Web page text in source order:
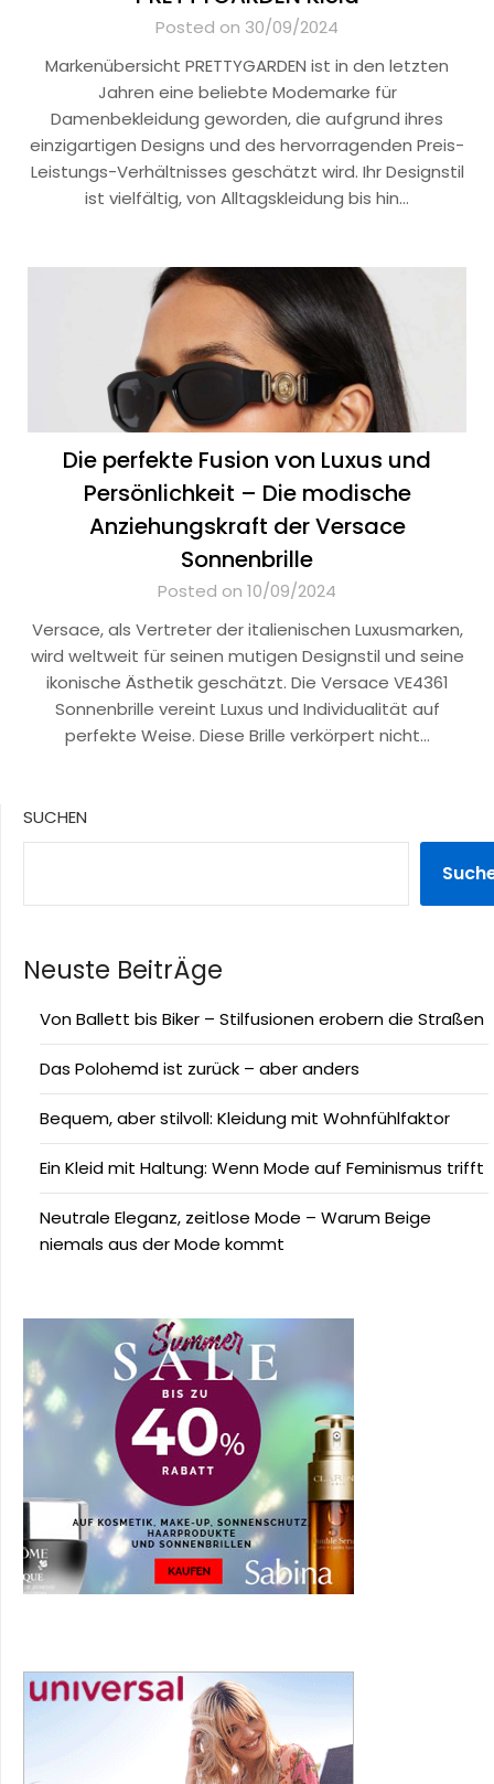
Posted on 30/09/2024
Markenübersicht PRETTYGARDEN ist in den letzten
Jahren eine beliebte Modemarke für
Damenbekleidung geworden, die aufgrund ihres
einzigartigen Designs und des hervorragenden Preis-
Leistungs-Verhältnisses geschätzt wird. Ihr Designstil
ist vielfältig, von Alltagskleidung bis hin…
Die perfekte Fusion von Luxus und
Persönlichkeit – Die modische
Anziehungskraft der Versace
Sonnenbrille
Posted on 10/09/2024
Versace, als Vertreter der italienischen Luxusmarken,
wird weltweit für seinen mutigen Designstil und seine
ikonische Ästhetik geschätzt. Die Versace VE4361
Sonnenbrille vereint Luxus und Individualität auf
perfekte Weise. Diese Brille verkörpert nicht…
SUCHEN
Neuste BeitrÄge
Von Ballett bis Biker – Stilfusionen erobern die Straßen
Das Polohemd ist zurück – aber anders
Bequem, aber stilvoll: Kleidung mit Wohnfühlfaktor
Ein Kleid mit Haltung: Wenn Mode auf Feminismus trifft
Neutrale Eleganz, zeitlose Mode – Warum Beige
niemals aus der Mode kommt